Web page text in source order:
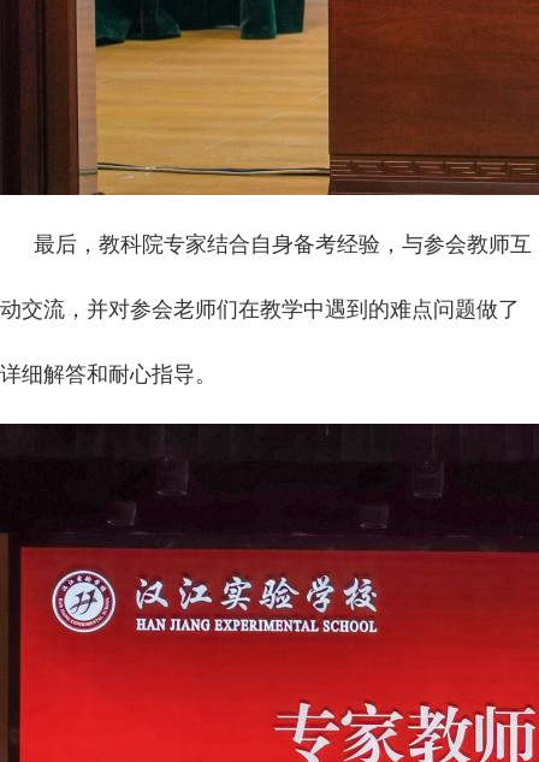
最后，教科院专家结合自身备考经验，与参会教师互
动交流，并对参会老师们在教学中遇到的难点问题做了
详细解答和耐心指导。